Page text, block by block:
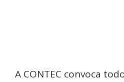
A CONTEC convoca